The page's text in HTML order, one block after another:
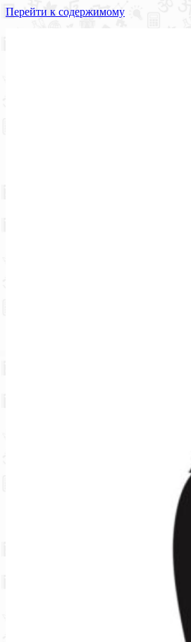
Перейти к содержимому